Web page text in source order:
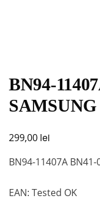
BN94-
299,00 lei
BN94-11407A
EAN: Tested OK